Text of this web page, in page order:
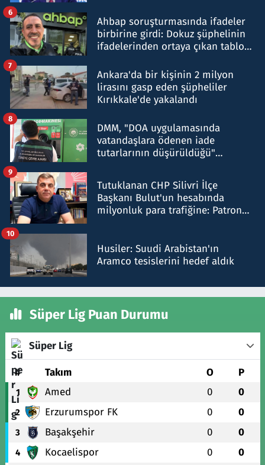
Ahbap soruşturmasında ifadeler
birbirine girdi: Dokuz şüphelinin
ifadelerinden ortaya çıkan tablo
6
Ankara'da bir kişinin 2 milyon
lirasını gasp eden şüpheliler
Kırıkkale'de yakalandı
7
DMM, "DOA uygulamasında
vatandaşlara ödenen iade
tutarlarının düşürüldüğü"
8
Tutuklanan CHP Silivri İlçe
Başkanı Bulut'un hesabında
milyonluk para trafiğine: Patron
9
Husiler: Suudi Arabistan'ın
Aramco tesislerini hedef aldık
10
Süper Lig Puan Durumu
Süper Lig
# Takım O P
1 Amed 0 0
2 Erzurumspor FK 0 0
3 Başakşehir 0 0
4 Kocaelispor 0 0